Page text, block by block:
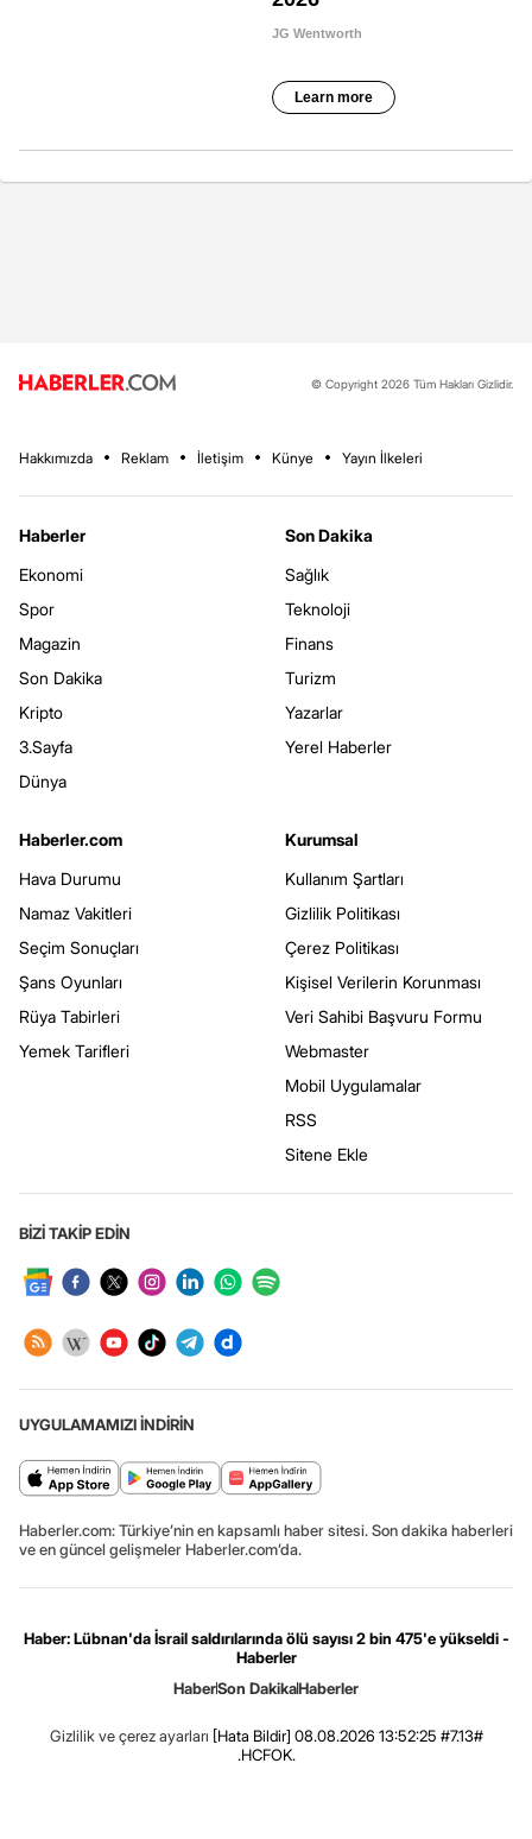
© Copyright 2026 Tüm Hakları Gizlidir.
Hakkımızda Reklam İletişim Künye Yayın İlkeleri
Haberler
Ekonomi
Spor
Magazin
Son Dakika
Kripto
3.Sayfa
Dünya
Son Dakika
Sağlık
Teknoloji
Finans
Turizm
Yazarlar
Yerel Haberler
Haberler.com
Hava Durumu
Namaz Vakitleri
Seçim Sonuçları
Şans Oyunları
Rüya Tabirleri
Yemek Tarifleri
Kurumsal
Kullanım Şartları
Gizlilik Politikası
Çerez Politikası
Kişisel Verilerin Korunması
Veri Sahibi Başvuru Formu
Webmaster
Mobil Uygulamalar
RSS
Sitene Ekle
BİZİ TAKİP EDİN
UYGULAMAMIZI İNDİRİN
Haberler.com: Türkiye’nin en kapsamlı haber sitesi. Son dakika haberleri
ve en güncel gelişmeler Haberler.com’da.
Haber: Lübnan'da İsrail saldırılarında ölü sayısı 2 bin 475'e yükseldi -
Haberler
HaberSon DakikaHaberler
Gizlilik ve çerez ayarları [Hata Bildir] 08.08.2026 13:52:25 #7.13#
.HCFOK.